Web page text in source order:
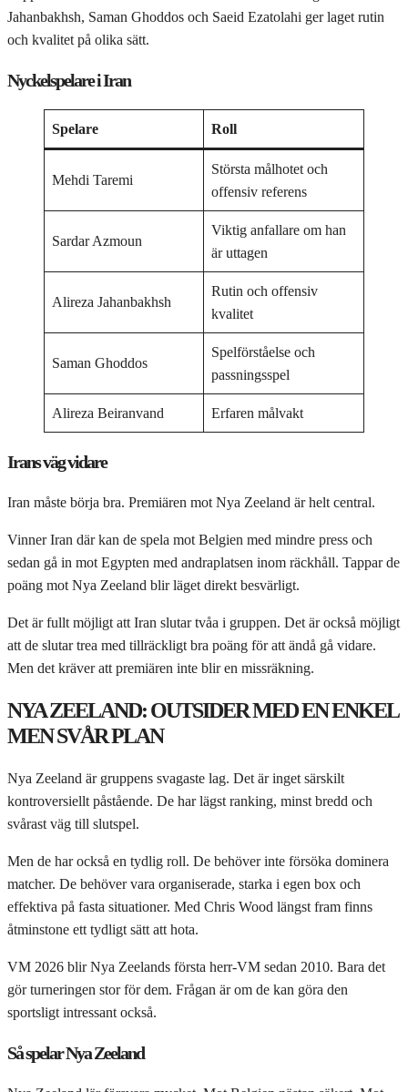
Jahanbakhsh, Saman Ghoddos och Saeid Ezatolahi ger laget rutin
och kvalitet på olika sätt.
Nyckelspelare i Iran
Spelare Roll
Mehdi Taremi
Största målhotet och
offensiv referens
Sardar Azmoun
Viktig anfallare om han
är uttagen
Alireza Jahanbakhsh
Rutin och offensiv
kvalitet
Saman Ghoddos
Spelförståelse och
passningsspel
Alireza Beiranvand Erfaren målvakt
Irans väg vidare
Iran måste börja bra. Premiären mot Nya Zeeland är helt central.
Vinner Iran där kan de spela mot Belgien med mindre press och
sedan gå in mot Egypten med andraplatsen inom räckhåll. Tappar de
poäng mot Nya Zeeland blir läget direkt besvärligt.
Det är fullt möjligt att Iran slutar tvåa i gruppen. Det är också möjligt
att de slutar trea med tillräckligt bra poäng för att ändå gå vidare.
Men det kräver att premiären inte blir en missräkning.
NYA ZEELAND: OUTSIDER MED EN ENKEL
MEN SVÅR PLAN
Nya Zeeland är gruppens svagaste lag. Det är inget särskilt
kontroversiellt påstående. De har lägst ranking, minst bredd och
svårast väg till slutspel.
Men de har också en tydlig roll. De behöver inte försöka dominera
matcher. De behöver vara organiserade, starka i egen box och
effektiva på fasta situationer. Med Chris Wood längst fram finns
åtminstone ett tydligt sätt att hota.
VM 2026 blir Nya Zeelands första herr-VM sedan 2010. Bara det
gör turneringen stor för dem. Frågan är om de kan göra den
sportsligt intressant också.
Så spelar Nya Zeeland